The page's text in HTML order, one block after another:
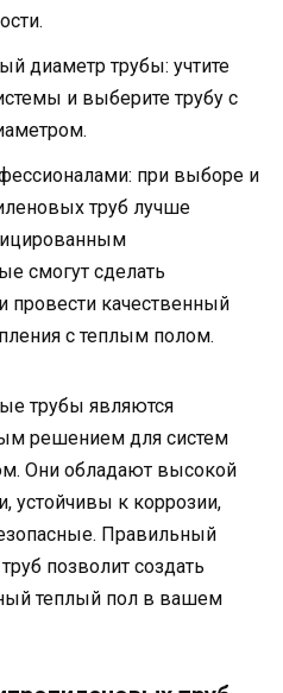
диаметр трубы: учтите
и выберите трубу с
при выборе и
труб лучше
смогут сделать
провести качественный
с теплым полом.
трубы являются
решением для систем
Они обладают высокой
устойчивы к коррозии,
Правильный
позволит создать
теплый пол в вашем